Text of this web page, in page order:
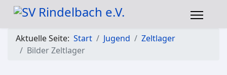
Aktuelle Seite: Start Jugend
Zeltlager
Bilder Zeltlager